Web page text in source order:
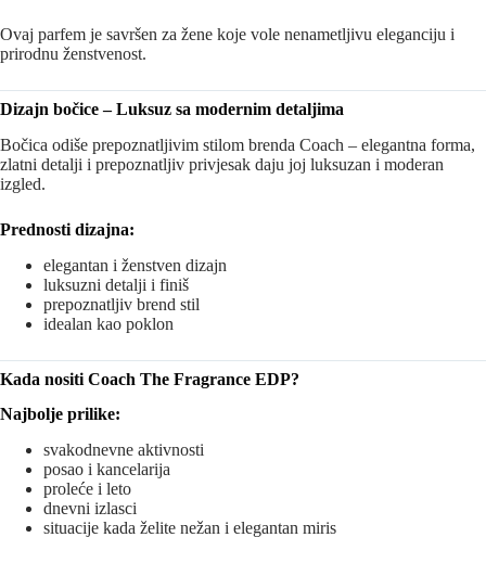
Ovaj parfem je savršen za žene koje vole nenametljivu eleganciju i
prirodnu ženstvenost.
Dizajn bočice – Luksuz sa modernim detaljima
Bočica odiše prepoznatljivim stilom brenda Coach – elegantna forma,
zlatni detalji i prepoznatljiv privjesak daju joj luksuzan i moderan
izgled.
Prednosti dizajna:
elegantan i ženstven dizajn
luksuzni detalji i finiš
prepoznatljiv brend stil
idealan kao poklon
Kada nositi Coach The Fragrance EDP?
Najbolje prilike:
svakodnevne aktivnosti
posao i kancelarija
proleće i leto
dnevni izlasci
situacije kada želite nežan i elegantan miris